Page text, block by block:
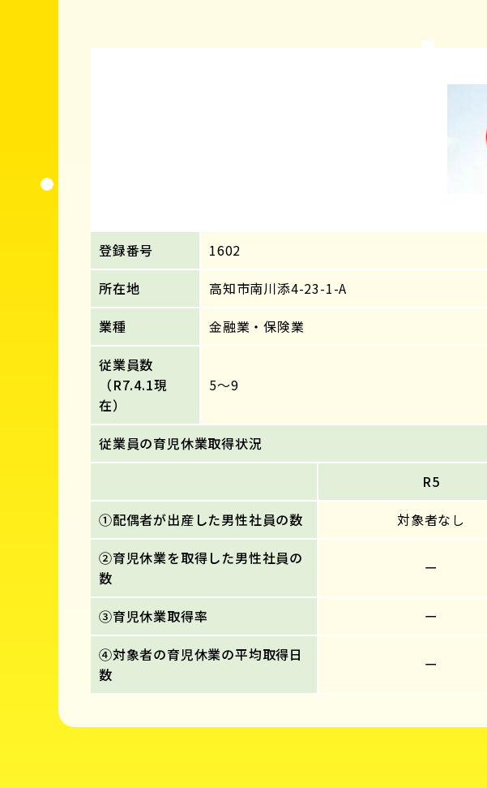
登録番号
1602
所在地
高知市南川添4-23-1-A
業種
金融業・保険業
従業員数
（R7.4.1現
在）
5～9
従業員の育児休業取得状況
R5
①配偶者が出産した男性社員の数
対象者なし
②育児休業を取得した男性社員の
数
ー
③育児休業取得率 ー
④対象者の育児休業の平均取得日
数
ー